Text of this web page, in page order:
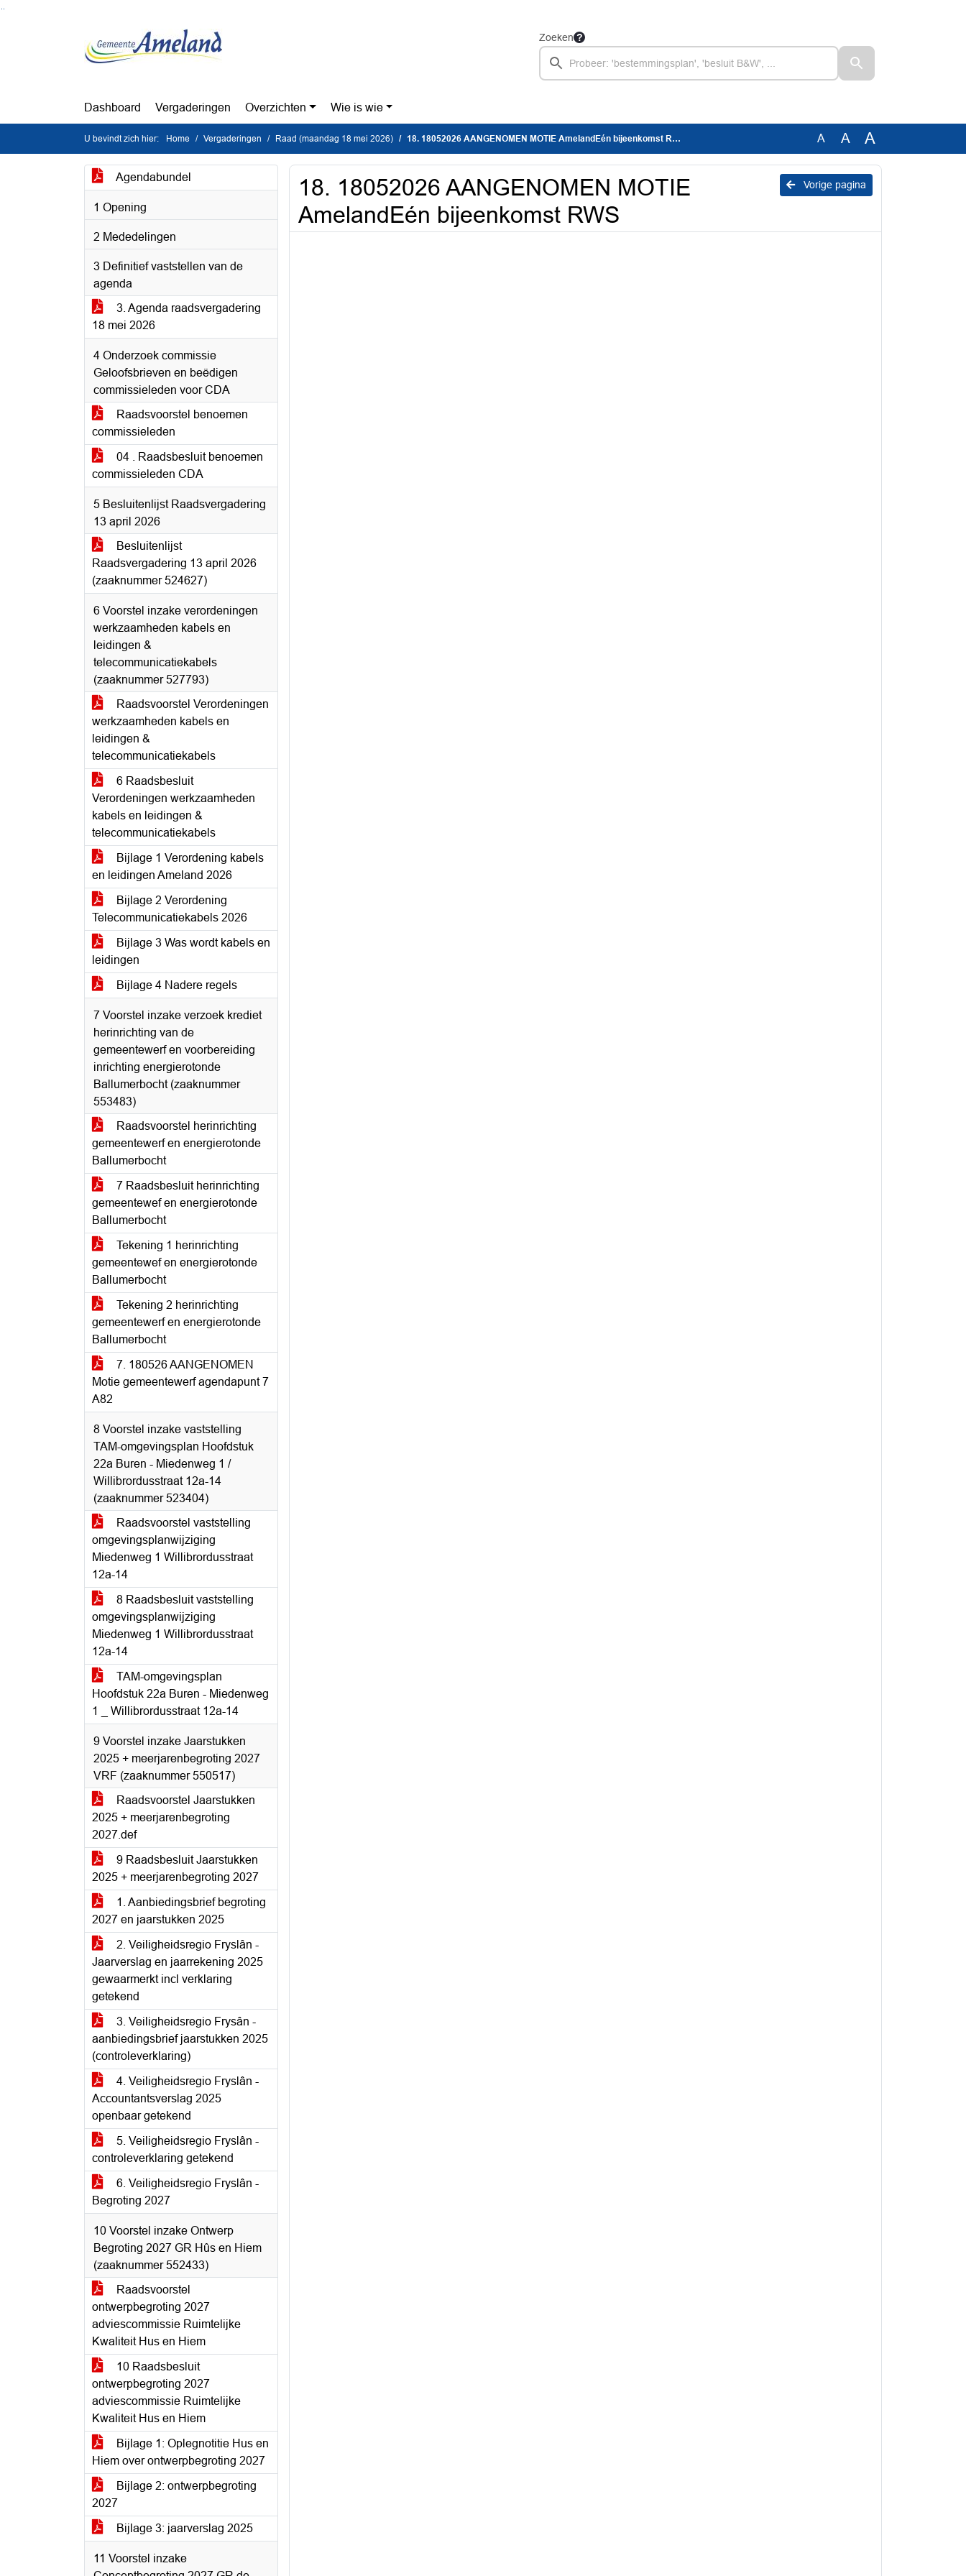
Zoeken
Dashboard Vergaderingen Overzichten Wie is wie
U bevindt zich hier: Home Vergaderingen Raad (maandag 18 mei 2026) 18. 18052026 AANGENOMEN MOTIE AmelandEén bijeenkomst RWS A A A
Agendabundel
1 Opening
2 Mededelingen
3 Definitief vaststellen van de
agenda
3. Agenda raadsvergadering
18 mei 2026
4 Onderzoek commissie
Geloofsbrieven en beëdigen
commissieleden voor CDA
Raadsvoorstel benoemen
commissieleden
04 . Raadsbesluit benoemen
commissieleden CDA
5 Besluitenlijst Raadsvergadering
13 april 2026
Besluitenlijst
Raadsvergadering 13 april 2026
(zaaknummer 524627)
6 Voorstel inzake verordeningen
werkzaamheden kabels en
leidingen &
telecommunicatiekabels
(zaaknummer 527793)
Raadsvoorstel Verordeningen
werkzaamheden kabels en
leidingen &
telecommunicatiekabels
6 Raadsbesluit
Verordeningen werkzaamheden
kabels en leidingen &
telecommunicatiekabels
Bijlage 1 Verordening kabels
en leidingen Ameland 2026
Bijlage 2 Verordening
Telecommunicatiekabels 2026
Bijlage 3 Was wordt kabels en
leidingen
Bijlage 4 Nadere regels
7 Voorstel inzake verzoek krediet
herinrichting van de
gemeentewerf en voorbereiding
inrichting energierotonde
Ballumerbocht (zaaknummer
553483)
Raadsvoorstel herinrichting
gemeentewerf en energierotonde
Ballumerbocht
7 Raadsbesluit herinrichting
gemeentewef en energierotonde
Ballumerbocht
Tekening 1 herinrichting
gemeentewef en energierotonde
Ballumerbocht
Tekening 2 herinrichting
gemeentewerf en energierotonde
Ballumerbocht
7. 180526 AANGENOMEN
Motie gemeentewerf agendapunt 7
A82
8 Voorstel inzake vaststelling
TAM-omgevingsplan Hoofdstuk
22a Buren - Miedenweg 1 /
Willibrordusstraat 12a-14
(zaaknummer 523404)
Raadsvoorstel vaststelling
omgevingsplanwijziging
Miedenweg 1 Willibrordusstraat
12a-14
8 Raadsbesluit vaststelling
omgevingsplanwijziging
Miedenweg 1 Willibrordusstraat
12a-14
TAM-omgevingsplan
Hoofdstuk 22a Buren - Miedenweg
1 _ Willibrordusstraat 12a-14
9 Voorstel inzake Jaarstukken
2025 + meerjarenbegroting 2027
VRF (zaaknummer 550517)
Raadsvoorstel Jaarstukken
2025 + meerjarenbegroting
2027.def
9 Raadsbesluit Jaarstukken
2025 + meerjarenbegroting 2027
1. Aanbiedingsbrief begroting
2027 en jaarstukken 2025
2. Veiligheidsregio Fryslân -
Jaarverslag en jaarrekening 2025
gewaarmerkt incl verklaring
getekend
3. Veiligheidsregio Frysân -
aanbiedingsbrief jaarstukken 2025
(controleverklaring)
4. Veiligheidsregio Fryslân -
Accountantsverslag 2025
openbaar getekend
5. Veiligheidsregio Fryslân -
controleverklaring getekend
6. Veiligheidsregio Fryslân -
Begroting 2027
10 Voorstel inzake Ontwerp
Begroting 2027 GR Hûs en Hiem
(zaaknummer 552433)
Raadsvoorstel
ontwerpbegroting 2027
adviescommissie Ruimtelijke
Kwaliteit Hus en Hiem
10 Raadsbesluit
ontwerpbegroting 2027
adviescommissie Ruimtelijke
Kwaliteit Hus en Hiem
Bijlage 1: Oplegnotitie Hus en
Hiem over ontwerpbegroting 2027
Bijlage 2: ontwerpbegroting
2027
Bijlage 3: jaarverslag 2025
11 Voorstel inzake
Vorige pagina
18. 18052026 AANGENOMEN MOTIE
AmelandEén bijeenkomst RWS